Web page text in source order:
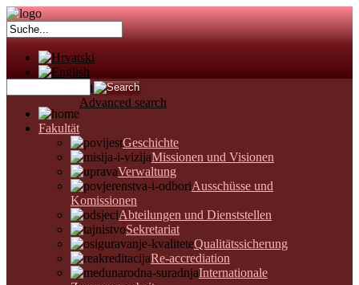
Fakultät
Geschichte
Missionen und Visionen
Verwaltung
Ausschüsse und
Komissionen
Abteilungen und Dienststellen
Sekretariat
Qualitätssicherung
Re-accrediation
Internationale
Advanced search